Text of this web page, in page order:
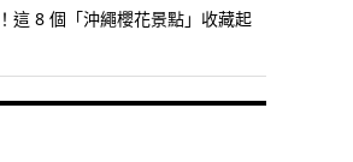
這 8 個「沖繩櫻花景點」收藏起